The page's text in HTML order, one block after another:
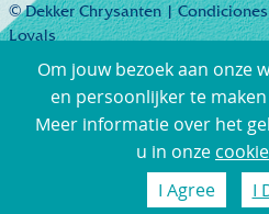
© Dekker Chrysanten |
Loyals
Om jouw bezoek aan onze
en persoonlijker te
Meer informatie over het
u in onze
I Agree
I